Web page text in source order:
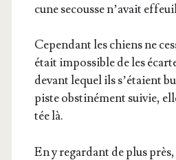
cune secousse n’a­vait
Cepen­dant les chiens ne
était impos­sible de les
devant lequel ils s’é­taient
piste obs­ti­né­ment sui­vie,
tée là.
En y regar­dant de plus